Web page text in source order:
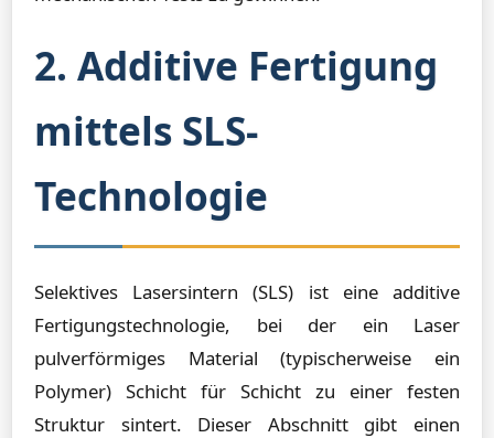
2. Additive Fertigung
mittels SLS-
Technologie
Selektives Lasersintern (SLS) ist eine additive
Fertigungstechnologie, bei der ein Laser
pulverförmiges Material (typischerweise ein
Polymer) Schicht für Schicht zu einer festen
Struktur sintert. Dieser Abschnitt gibt einen